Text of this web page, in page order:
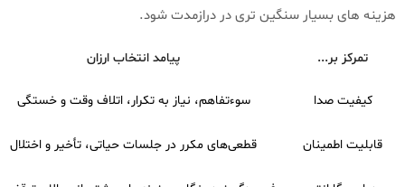
هزینه‌ های بسیار سنگین‌ تری در درازمدت شود.
تمرکز بر... پیامد انتخاب ارزان
کیفیت صدا سوءتفاهم، نیاز به تکرار، اتلاف وقت و خستگی
قابلیت اطمینان قطعی‌های مکرر در جلسات حیاتی، تأخیر و اختلال